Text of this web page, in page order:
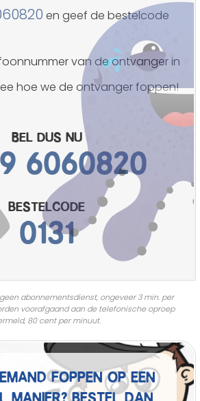
en geef de bestelcode
van de ontvanger in
hoe we de ontvanger foppen!
Bel dus nu
6060820
bestelcode
0131
abonnementsdienst, ongeveer 3 min. per
voorafgaand aan de telefonische oproep
80 cent per minuut.
foppen op een
manier? Bestel dan